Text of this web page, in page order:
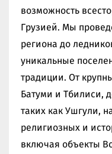
возможность
Грузией. Мы
региона до
уникальные
традиции. От
Батуми и Тбилиси,
таких как Ушгули,
религиозных и
включая объекты